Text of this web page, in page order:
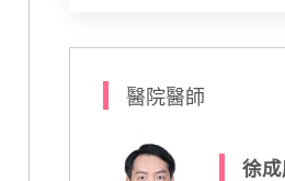
醫院醫師
徐